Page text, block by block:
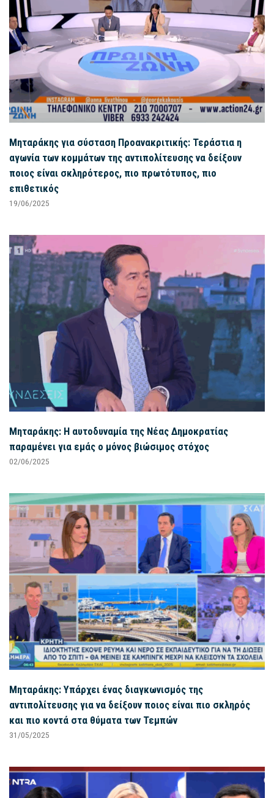
Μηταράκης για σύσταση Προανακριτικής: Τεράστια η
αγωνία των κομμάτων της αντιπολίτευσης να δείξουν
ποιος είναι σκληρότερος, πιο πρωτότυπος, πιο
επιθετικός
19/06/2025
Μηταράκης: Η αυτοδυναμία της Νέας Δημοκρατίας
παραμένει για εμάς ο μόνος βιώσιμος στόχος
02/06/2025
Μηταράκης: Υπάρχει ένας διαγκωνισμός της
αντιπολίτευσης για να δείξουν ποιος είναι πιο σκληρός
και πιο κοντά στα θύματα των Τεμπών
31/05/2025